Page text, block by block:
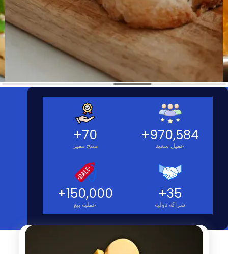
عميل سعيد
970,584
+
منتج مميز
70
+
شراكة دولية
35
+
عملية بيع
150,000
+